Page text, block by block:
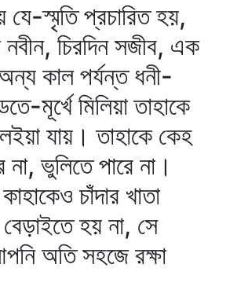
যে-স্মৃতি প্রচারিত হয়,
নবীন, চিরদিন সজীব, এক
কাল পর্যন্ত ধনী-
মূর্খে মিলিয়া তাহাকে
যায়। তাহাকে কেহ
না, ভুলিতে পারে না।
চাঁদার খাতা
বেড়াইতে হয় না, সে
অতি সহজে রক্ষা